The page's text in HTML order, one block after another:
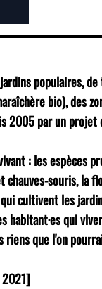
populaires,
bio), des
2005 par un
: les espèces
chauves-souris, la
cultivent les
habitant·es qui
que l'on
2021]